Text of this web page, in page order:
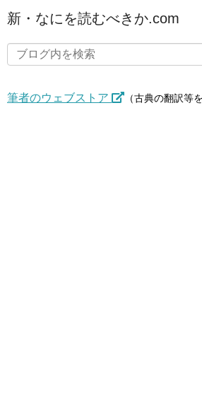
新・なにを読むべきか.com
筆者のウェブストア （古典の翻訳等